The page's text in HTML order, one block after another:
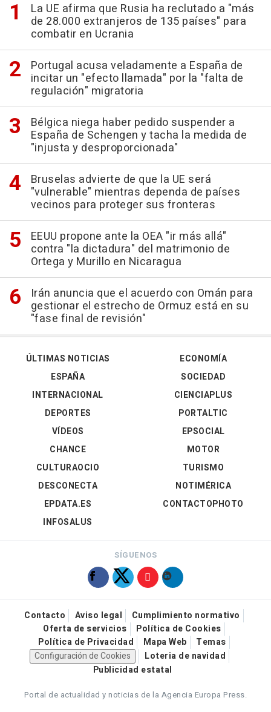
La UE afirma que Rusia ha reclutado a "más
de 28.000 extranjeros de 135 países" para
combatir en Ucrania
Portugal acusa veladamente a España de
incitar un "efecto llamada" por la "falta de
regulación" migratoria
Bélgica niega haber pedido suspender a
España de Schengen y tacha la medida de
"injusta y desproporcionada"
Bruselas advierte de que la UE será
"vulnerable" mientras dependa de países
vecinos para proteger sus fronteras
EEUU propone ante la OEA "ir más allá"
contra "la dictadura" del matrimonio de
Ortega y Murillo en Nicaragua
Irán anuncia que el acuerdo con Omán para
gestionar el estrecho de Ormuz está en su
"fase final de revisión"
ÚLTIMAS NOTICIAS
ESPAÑA
INTERNACIONAL
DEPORTES
VÍDEOS
ECONOMÍA
SOCIEDAD
CIENCIAPLUS
PORTALTIC
EPSOCIAL
CHANCE
CULTURAOCIO
DESCONECTA
EPDATA.ES
INFOSALUS
MOTOR
TURISMO
NOTIMÉRICA
CONTACTOPHOTO
SÍGUENOS
Contacto Aviso legal
Cumplimiento normativo
Oferta de servicios
Política de Cookies
Política de Privacidad
Mapa Web
Temas
Configuración de Cookies
Loteria de navidad
Publicidad estatal
Portal de actualidad y noticias de la Agencia Europa Press.